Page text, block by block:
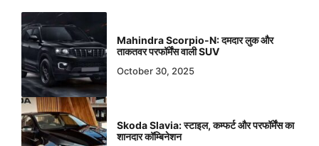
Mahindra Scorpio-N: दमदार लुक और
ताकतवर परफॉर्मेंस वाली SUV
October 30, 2025
Skoda Slavia: स्टाइल, कम्फर्ट और परफॉर्मेंस का
शानदार कॉम्बिनेशन